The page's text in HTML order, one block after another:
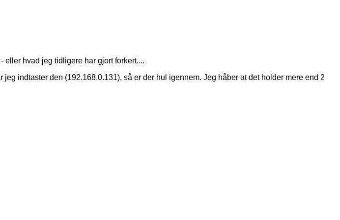
eller hvad jeg tidligere har gjort forkert....
indtaster den (192.168.0.131), så er der hul igennem. Jeg håber at det holder mere end 2